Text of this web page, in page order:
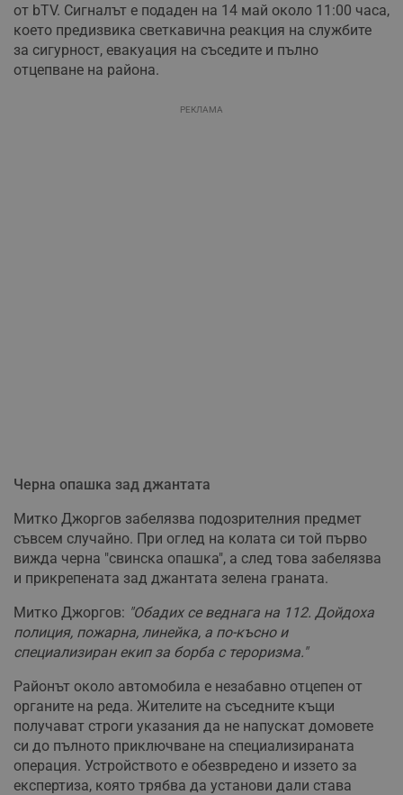
от bTV. Сигналът е подаден на 14 май около 11:00 часа,
което предизвика светкавична реакция на службите
за сигурност, евакуация на съседите и пълно
отцепване на района.
РЕКЛАМА
Черна опашка зад джантата
Митко Джоргов забелязва подозрителния предмет
съвсем случайно. При оглед на колата си той първо
вижда черна "свинска опашка", а след това забелязва
и прикрепената зад джантата зелена граната.
Митко Джоргов: "Обадих се веднага на 112. Дойдоха
полиция, пожарна, линейка, а по-късно и
специализиран екип за борба с тероризма."
Районът около автомобила е незабавно отцепен от
органите на реда. Жителите на съседните къщи
получават строги указания да не напускат домовете
си до пълното приключване на специализираната
операция. Устройството е обезвредено и иззето за
експертиза, която трябва да установи дали става